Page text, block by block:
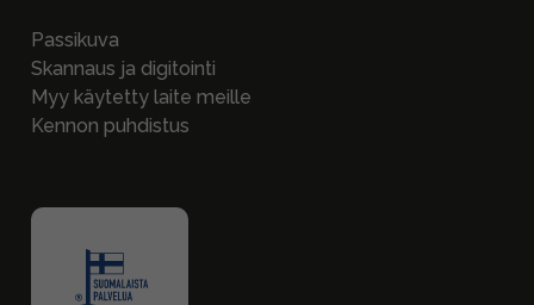
Passikuva
Skannaus ja digitointi
Myy käytetty laite meille
Kennon puhdistus